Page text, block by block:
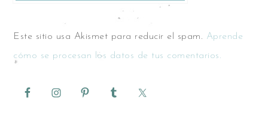
Este sitio usa Akismet para reducir el spam. Aprende
cómo se procesan los datos de tus comentarios.